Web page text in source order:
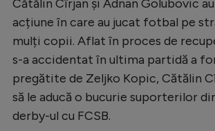
Campionate
Starurile fotbalului
EURO 2024
Stranieri
Clasamente
Cătălin Cîrjan și Adnan Golubovic
acțiune în care au jucat fotbal pe
mulți copii. Aflat în proces de
s-a accidentat în ultima partidă a
pregătite de Zeljko Kopic, Cătălin
să le aducă o bucurie suporterilor
derby-ul cu FCSB.